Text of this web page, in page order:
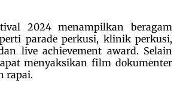
2024 menampilkan beragam
parade perkusi, klinik perkusi,
live achievement award. Selain
menyaksikan film dokumenter
rapai.